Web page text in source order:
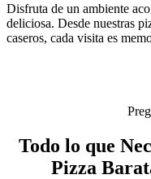
Disfruta de un ambiente
deliciosa. Desde nuestras
caseros, cada visita es
Todo lo que
Pizza